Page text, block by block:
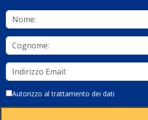
Autorizzo al trattamento dei dati